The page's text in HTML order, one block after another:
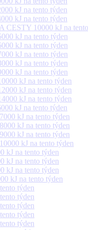
kJ na tento týden
kJ na tento týden
10000 kJ na
kJ na tento týden
kJ na tento týden
kJ na tento týden
kJ na tento týden
kJ na tento týden
kJ na tento týden
kJ na tento týden
kJ na tento týden
kJ na tento týden
kJ na tento týden
kJ na tento týden
kJ na tento týden
kJ na tento týden
kJ na tento týden
kJ na tento týden
kJ na tento týden
kJ na tento týden
týden
týden
týden
týden
týden